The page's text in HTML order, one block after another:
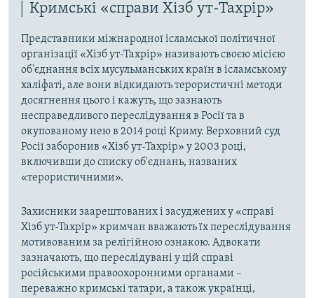
Кримські «справи Хізб ут-Тахрір»
Представники міжнародної ісламської політичної
організації «Хізб ут-Тахрір» називають своєю місією
об'єднання всіх мусульманських країн в ісламському
халіфаті, але вони відкидають терористичні методи
досягнення цього і кажуть, що зазнають
несправедливого переслідування в Росії та в
окупованому нею в 2014 році Криму. Верховний суд
Росії заборонив «Хізб ут-Тахрір» у 2003 році,
включивши до списку об'єднань, названих
«терористичними».
Захисники заарештованих і засуджених у «справі
Хізб ут-Тахрір» кримчан вважають їх переслідування
мотивованим за релігійною ознакою. Адвокати
зазначають, що переслідувані у цій справі
російськими правоохоронними органами –
переважно кримські татари, а також українці,